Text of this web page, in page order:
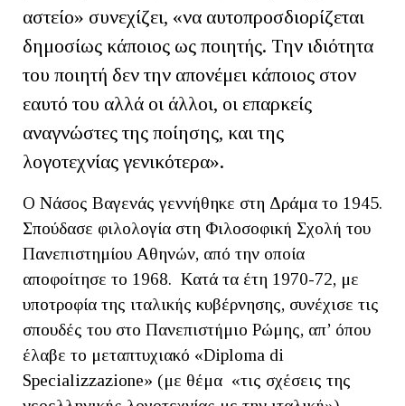
αστείο» συνεχίζει, «να αυτοπροσδιορίζεται
δημοσίως κάποιος ως ποιητής. Την ιδιότητα
του ποιητή δεν την απονέμει κάποιος στον
εαυτό του αλλά οι άλλοι, οι επαρκείς
αναγνώστες της ποίησης, και της
λογοτεχνίας γενικότερα».
Ο Νάσος Βαγενάς γεννήθηκε στη Δράμα το 1945.
Σπούδασε φιλολογία στη Φιλοσοφική Σχολή του
Πανεπιστημίου Αθηνών, από την οποία
αποφοίτησε το 1968. Κατά τα έτη 1970-72, με
υποτροφία της ιταλικής κυβέρνησης, συνέχισε τις
σπουδές του στο Πανεπιστήμιο Ρώμης, απ’ όπου
έλαβε το μεταπτυχιακό «Diploma di
Specializzazione» (με θέμα «τις σχέσεις της